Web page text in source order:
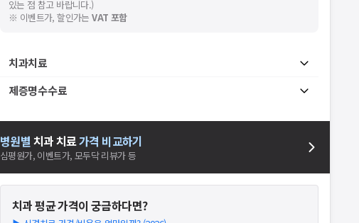
있는 점 참고 바랍니다.)
※ 이벤트가, 할인가는VAT 포함
치과치료
제증명수수료
병원별 치과치료가격 비교하기
심평원가, 이벤트가, 모두닥 리뷰가 등
치과평균 가격이 궁금하다면?